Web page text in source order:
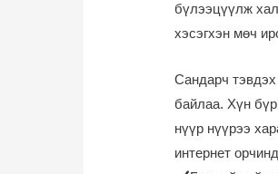
бүлээцүүлж
хэсэгхэн мөч
Сандарч
байлаа. Хүн бүр
нүүр нүүрээ
интернет